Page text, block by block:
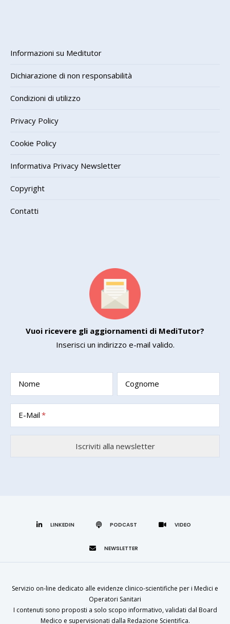
Informazioni su Meditutor
Dichiarazione di non responsabilità
Condizioni di utilizzo
Privacy Policy
Cookie Policy
Informativa Privacy Newsletter
Copyright
Contatti
Vuoi ricevere gli aggiornamenti di MediTutor?
Inserisci un indirizzo e-mail valido.
Nome Cognome
E-Mail
LINKEDIN
Servizio on-line dedicato alle evidenze clinico-scientifiche per i Medici e
Operatori Sanitari
I contenuti sono proposti a solo scopo informativo, validati dal Board
Medico e supervisionati dalla Redazione Scientifica.